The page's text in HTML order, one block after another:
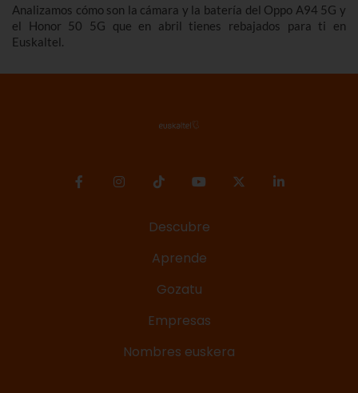
Analizamos cómo son la cámara y la batería del Oppo A94 5G y
el Honor 50 5G que en abril tienes rebajados para ti en
Euskaltel.
Descubre
Aprende
Gozatu
Empresas
Nombres euskera